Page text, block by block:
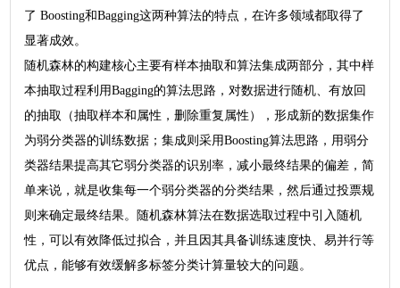
了 Boosting和Bagging这两种算法的特点，在许多领域都取得了
显著成效。
随机森林的构建核心主要有样本抽取和算法集成两部分，其中样
本抽取过程利用Bagging的算法思路，对数据进行随机、有放回
的抽取（抽取样本和属性，删除重复属性），形成新的数据集作
为弱分类器的训练数据；集成则采用Boosting算法思路，用弱分
类器结果提高其它弱分类器的识别率，减小最终结果的偏差，简
单来说，就是收集每一个弱分类器的分类结果，然后通过投票规
则来确定最终结果。随机森林算法在数据选取过程中引入随机
性，可以有效降低过拟合，并且因其具备训练速度快、易并行等
优点，能够有效缓解多标签分类计算量较大的问题。